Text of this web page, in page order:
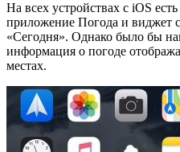
На всех устройствах с iOS
приложение Погода и виджет
«Сегодня». Однако было бы
информация о погоде
местах.